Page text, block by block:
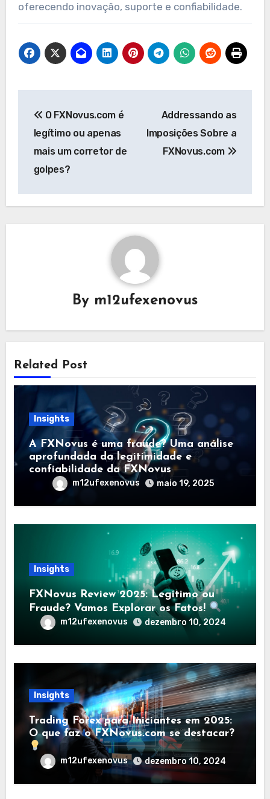
oferecendo inovação, suporte e confiabilidade.
de
Post
O FXNovus.com é
legítimo ou apenas
mais um corretor de
golpes?
Addressando as
Imposições Sobre a
FXNovus.com
By m12ufexenovus
Related Post
Insights
A FXNovus é uma fraude? Uma análise
aprofundada da legitimidade e
confiabilidade da FXNovus
m12ufexenovus maio 19, 2025
Insights
FXNovus Review 2025: Legítimo ou
Fraude? Vamos Explorar os Fatos!
m12ufexenovus dezembro 10, 2024
Insights
Trading Forex para Iniciantes em 2025:
O que faz o FXNovus.com se destacar?
m12ufexenovus dezembro 10, 2024